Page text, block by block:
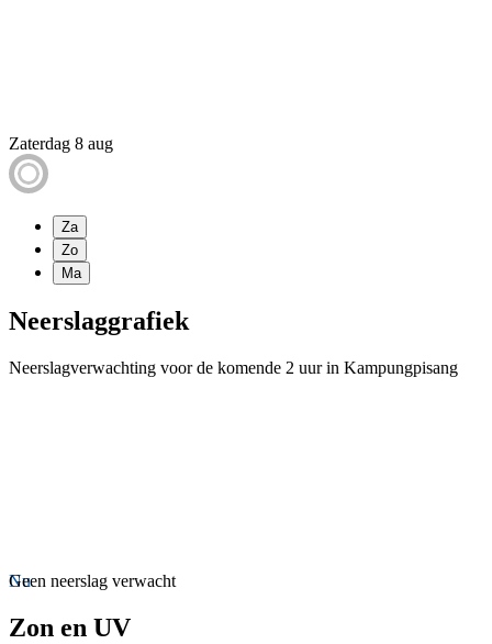
Zaterdag 8 aug
Za
Zo
Ma
Neerslaggrafiek
Neerslagverwachting voor de komende 2 uur in Kampungpisang
Nu
Geen neerslag verwacht
Zon en UV